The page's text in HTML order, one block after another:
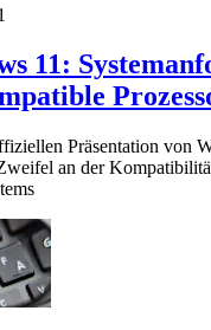
11:
Präsentation von
an der